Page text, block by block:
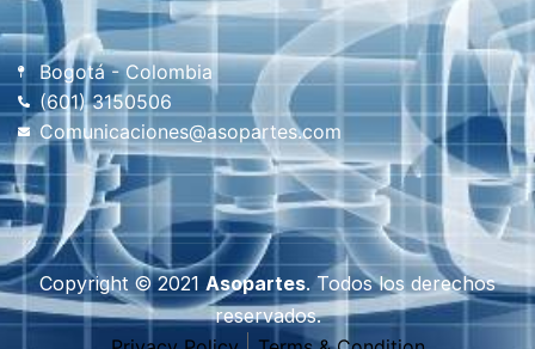
Bogotá - Colombia
(601) 3150506
Comunicaciones@asopartes.com
Copyright © 2021 Asopartes. Todos los derechos
reservados.